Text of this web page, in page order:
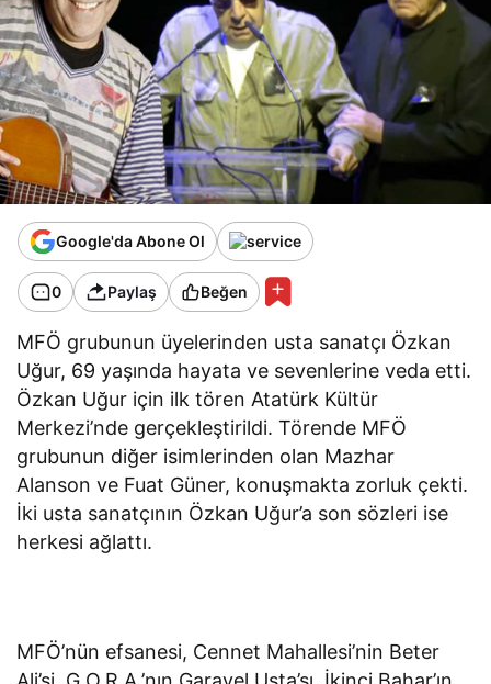
Google'da Abone Ol
0 Paylaş Beğen
MFÖ grubunun üyelerinden usta sanatçı Özkan
Uğur, 69 yaşında hayata ve sevenlerine veda etti.
Özkan Uğur için ilk tören Atatürk Kültür
Merkezi’nde gerçekleştirildi. Törende MFÖ
grubunun diğer isimlerinden olan Mazhar
Alanson ve Fuat Güner, konuşmakta zorluk çekti.
İki usta sanatçının Özkan Uğur’a son sözleri ise
herkesi ağlattı.
MFÖ’nün efsanesi, Cennet Mahallesi’nin Beter